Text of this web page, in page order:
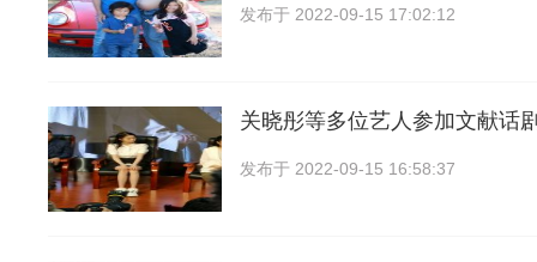
发布于 2022-09-15 17:02:12
关晓彤等多位艺人参加文献话
发布于 2022-09-15 16:58:37